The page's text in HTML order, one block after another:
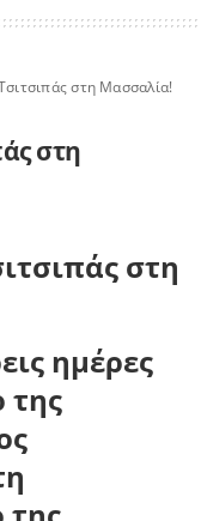
στη Μασσαλία!
στη
ημέρες
της